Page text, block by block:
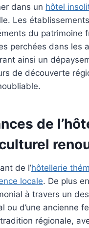
dans un hôtel
Les
du patrimoine
perchées dans les
ainsi un
de découverte
de
de l’hôtellerie
locale. De plus
à travers un
ou d’une ancienne
régionale,